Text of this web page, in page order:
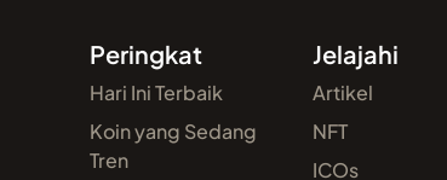
Peringkat
Hari Ini Terbaik
Koin yang Sedang
Tren
Jelajahi
Artikel
NFT
ICOs